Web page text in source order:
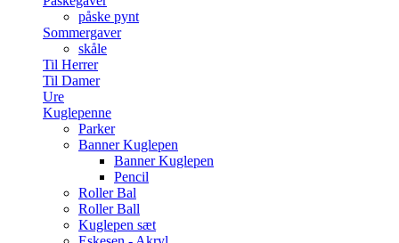
påske pynt
Sommergaver
skåle
Til Herrer
Til Damer
Ure
Kuglepenne
Parker
Banner Kuglepen
Banner Kuglepen
Pencil
Roller Bal
Roller Ball
Kuglepen sæt